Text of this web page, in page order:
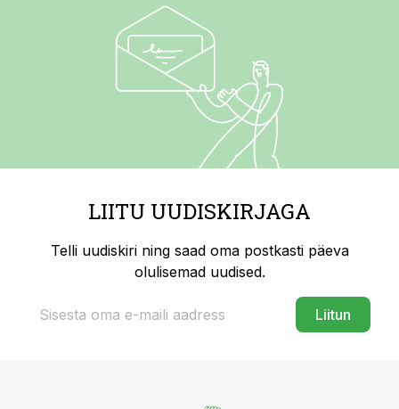
LIITU UUDISKIRJAGA
Telli uudiskiri ning saad oma postkasti päeva
olulisemad uudised.
Liitun